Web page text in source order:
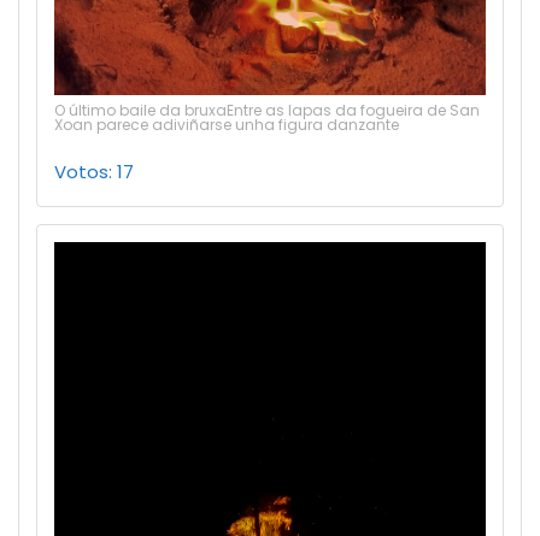
O último baile da bruxaEntre as lapas da fogueira de San
Xoan parece adiviñarse unha figura danzante
Votos: 17